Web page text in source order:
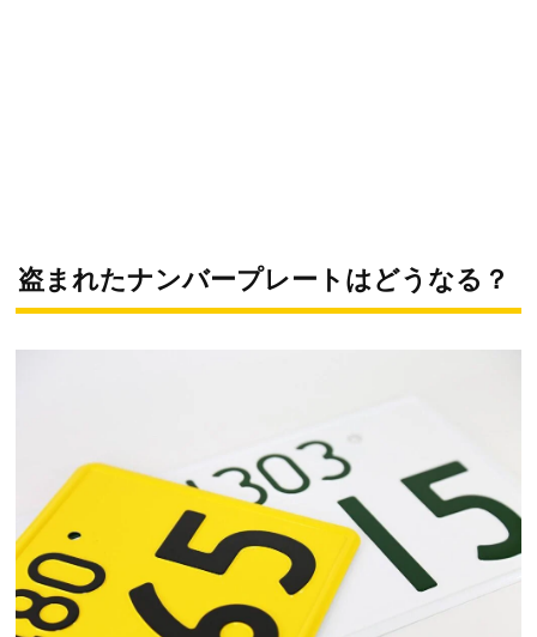
盗まれたナンバープレートはどうなる？